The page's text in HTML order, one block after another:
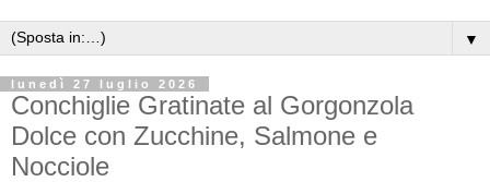
▼
lunedì 27 luglio 2026
Conchiglie Gratinate al Gorgonzola
Dolce con Zucchine, Salmone e
Nocciole